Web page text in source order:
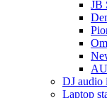
JB
DJ audio
Laptop